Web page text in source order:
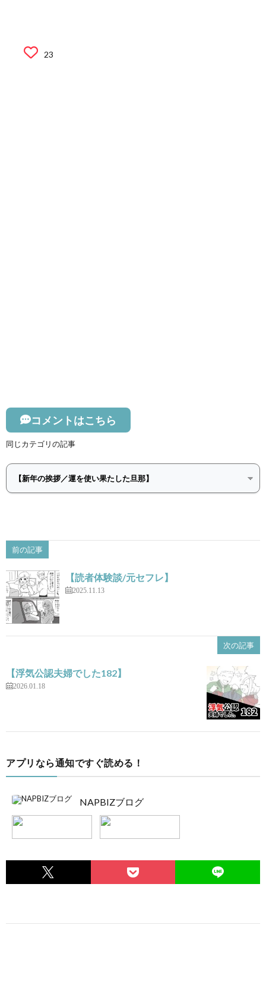
23
コメントはこちら
同じカテゴリの記事
前の記事
【読者体験談/元セフレ】
2025.11.13
次の記事
【浮気公認夫婦でした182】
2026.01.18
アプリなら通知ですぐ読める！
NAPBIZブログ